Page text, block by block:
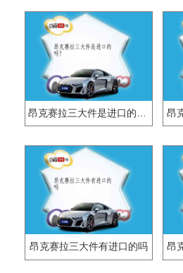
昂克赛拉三大件有进口的吗